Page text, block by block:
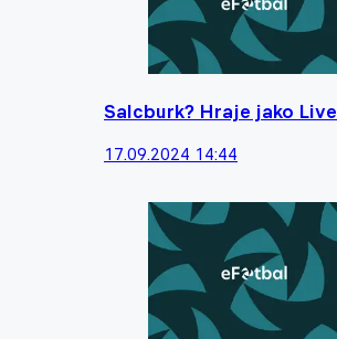
Salcburk? Hraje jako
17.09.2024 14:44